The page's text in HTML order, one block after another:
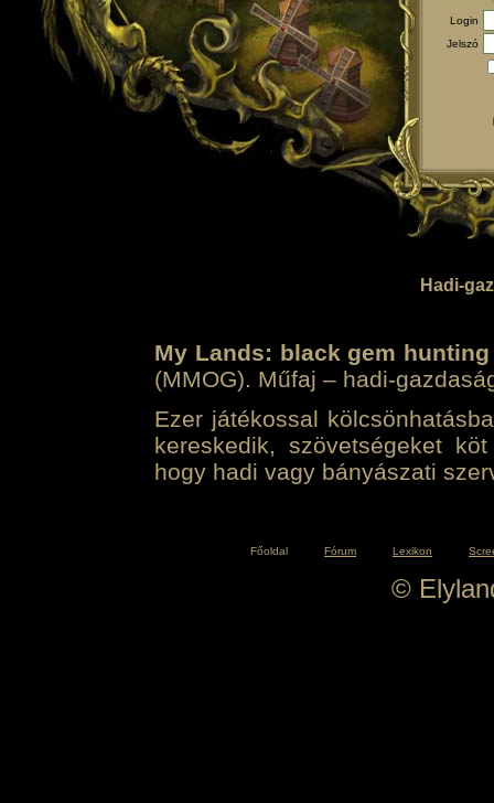
Login
Jelszó
Hadi-
My Lands: black gem hunting
(MMOG). Műfaj – hadi-
Ezer játékossal
kereskedik, szövetségeket
hogy hadi vagy bányászati
Főoldal Fórum Lexikon
©